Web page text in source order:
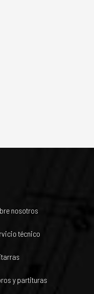
nosotros
técnico
y partituras